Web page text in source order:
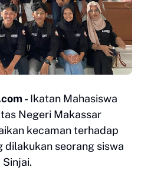
- Ikatan Mahasiswa
Negeri Makassar
kecaman terhadap
dilakukan seorang siswa
Sinjai.